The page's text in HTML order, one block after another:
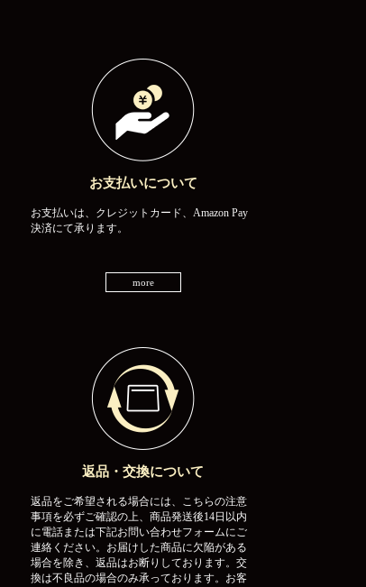
お支払いについて
お支払いは、クレジットカード、Amazon Pay
決済にて承ります。
more
返品・交換について
返品をご希望される場合には、こちらの注意
事項を必ずご確認の上、商品発送後14日以内
に電話または下記お問い合わせフォームにご
連絡ください。お届けした商品に欠陥がある
場合を除き、返品はお断りしております。交
換は不良品の場合のみ承っております。お客